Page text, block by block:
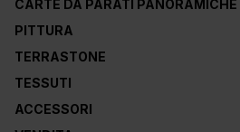
CARTE DA PARATI PANORAMICHE
PITTURA
TERRASTONE
TESSUTI
ACCESSORI